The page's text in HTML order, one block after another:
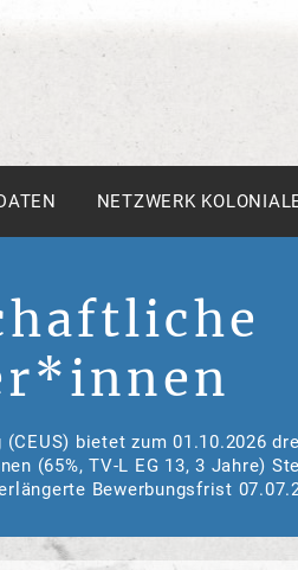
NETZWERK
bietet zum 01.10.2026
(65%, TV-L EG 13, 3 Jahre)
Bewerbungsfrist